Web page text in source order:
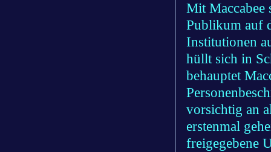
Mit Maccabee
Publikum auf
Institutionen
hüllt sich in
behauptet
vorsichtig an
erstenmal
freigegebene